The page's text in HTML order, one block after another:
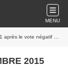
MENU
vote négatif fondateur)
2015